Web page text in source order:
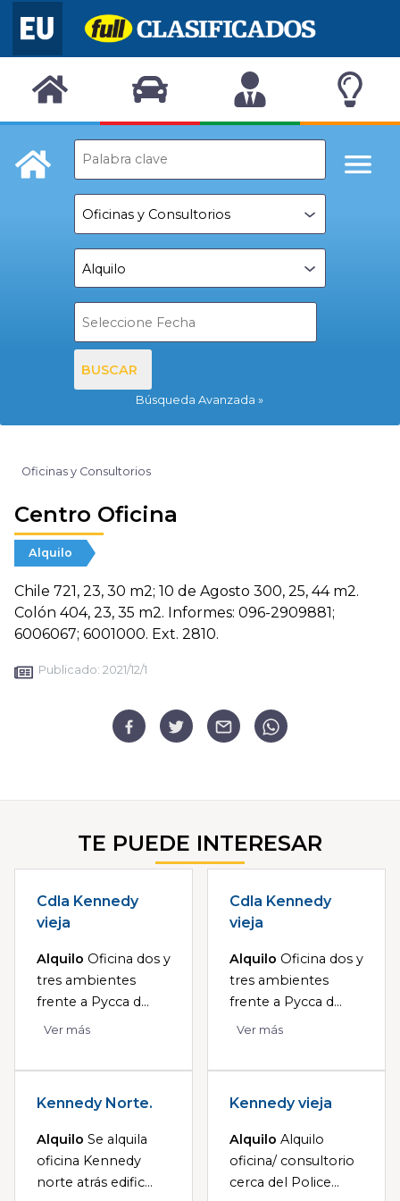
BUSCAR
Búsqueda Avanzada
Oficinas y Consultorios
Centro Oficina
Alquilo
Chile 721, 23, 30 m2; 10 de Agosto 300, 25, 44 m2.
Colón 404, 23, 35 m2. Informes: 096-2909881;
6006067; 6001000. Ext. 2810.
Publicado: 2021/12/1
TE PUEDE INTERESAR
Cdla Kennedy
vieja
Alquilo Oficina dos y
tres ambientes
frente a Pycca d...
Ver más
Cdla Kennedy
vieja
Alquilo Oficina dos y
tres ambientes
frente a Pycca d...
Ver más
Kennedy Norte.
Alquilo Se alquila
oficina Kennedy
norte atrás edific...
Kennedy vieja
Alquilo Alquilo
oficina/ consultorio
cerca del Police...